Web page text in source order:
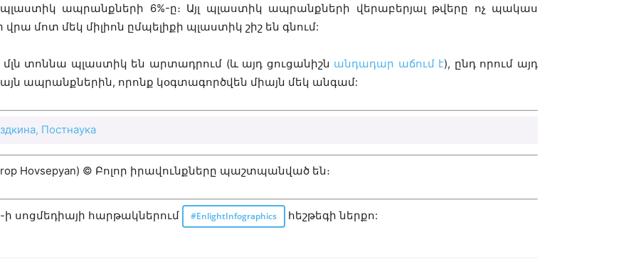
ապրանքների 6%-ը։ Այլ պլաստիկ ապրանքների վերաբերյալ թվերը ոչ պակաս
մոտ մեկ միլիոն ըմպելիքի պլաստիկ շիշ են գնում:
տոննա պլաստիկ են արտադրում (և այդ ցուցանիշն անդադար աճում է), ընդ որում այդ
այն ապրանքներին, որոնք կօգտագործվեն միայն մեկ անգամ:
Постнаука
Hovsepyan) © Բոլոր իրավունքները պաշտպանված են։
ի սոցմեդիայի հարթակներում #EnlightInfographics հեշթեգի ներքո: